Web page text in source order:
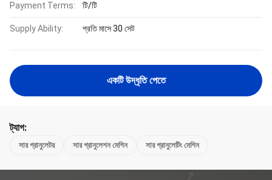
Payment Terms: টি/টি
Supply Ability: প্রতি মাসে 30 সেট
একটি উদ্ধৃতি পেতে
ট্যাগ:
সার গ্রানুলেটর সার গ্রানুলেশন মেশিন সার গ্রানুলেটিং মেশিন